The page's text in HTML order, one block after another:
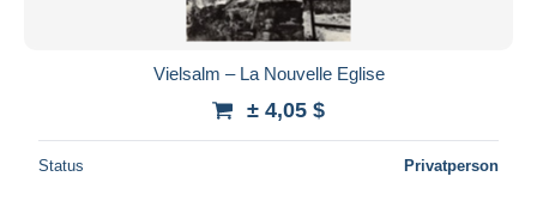
Vielsalm – La Nouvelle Eglise
± 4,05 $
Status Privatperson